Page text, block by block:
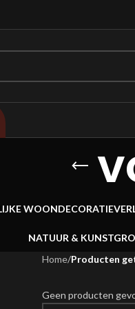
WOONDECORATIE
NATUUR &
Home/Producten
Geen producten